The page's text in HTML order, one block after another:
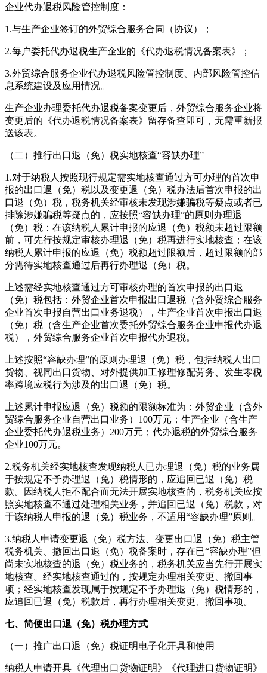
企业代办退税风险管控制度：
1.与生产企业签订的外贸综合服务合同（协议）；
2.每户委托代办退税生产企业的《代办退税情况备案表》；
3.外贸综合服务企业代办退税风险管控制度、内部风险管控信
息系统建设及应用情况。
生产企业办理委托代办退税备案变更后，外贸综合服务企业将
变更后的《代办退税情况备案表》留存备查即可，无需重新报
送该表。
（二）推行出口退（免）税实地核查“容缺办理”
1.对于纳税人按照现行规定需实地核查通过方可办理的首次申
报的出口退（免）税以及变更退（免）税办法后首次申报的出
口退（免）税，税务机关经审核未发现涉嫌骗税等疑点或者已
排除涉嫌骗税等疑点的，应按照“容缺办理”的原则办理退
（免）税：在该纳税人累计申报的应退（免）税额未超过限额
前，可先行按规定审核办理退（免）税再进行实地核查；在该
纳税人累计申报的应退（免）税额超过限额后，超过限额的部
分需待实地核查通过后再行办理退（免）税。
上述需经实地核查通过方可审核办理的首次申报的出口退
（免）税包括：外贸企业首次申报出口退税（含外贸综合服务
企业首次申报自营出口业务退税），生产企业首次申报出口退
（免）税（含生产企业首次委托外贸综合服务企业申报代办退
税），外贸综合服务企业首次申报代办退税。
上述按照“容缺办理”的原则办理退（免）税，包括纳税人出口
货物、视同出口货物、对外提供加工修理修配劳务、发生零税
率跨境应税行为涉及的出口退（免）税。
上述累计申报应退（免）税额的限额标准为：外贸企业（含外
贸综合服务企业自营出口业务） 100万元；生产企业（含生产
企业委托代办退税业务） 200万元；代办退税的外贸综合服务
企业100万元。
2.税务机关经实地核查发现纳税人已办理退（免）税的业务属
于按规定不予办理退（免）税情形的，应追回已退（免）税
款。因纳税人拒不配合而无法开展实地核查的，税务机关应按
照实地核查不通过处理相关业务，并追回已退（免）税款，对
于该纳税人申报的退（免）税业务，不适用“容缺办理”原则。
3.纳税人申请变更退（免）税方法、变更出口退（免）税主管
税务机关、撤回出口退（免）税备案时，存在已“容缺办理”但
尚未实地核查的退（免）税业务的，税务机关应当先行开展实
地核查。经实地核查通过的，按规定办理相关变更、撤回事
项；经实地核查发现属于按规定不予办理退（免）税情形的，
应追回已退（免）税款后，再行办理相关变更、撤回事项。
七、简便出口退（免）税办理方式
（一）推广出口退（免）税证明电子化开具和使用
纳税人申请开具《代理出口货物证明》《代理进口货物证明》